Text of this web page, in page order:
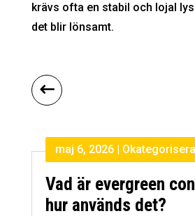
krävs ofta en stabil och lojal
det blir lönsamt.
Vad är evergreen
hur används det?
maj 6, 2026|